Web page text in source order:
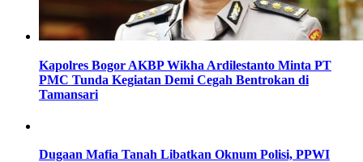
Kapolres Bogor AKBP Wikha Ardilestanto Minta PT
PMC Tunda Kegiatan Demi Cegah Bentrokan di
Tamansari
Dugaan Mafia Tanah Libatkan Oknum Polisi, PPWI